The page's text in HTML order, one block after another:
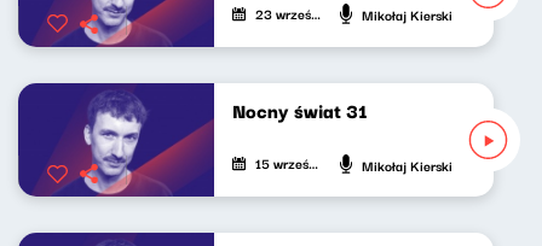
23 września 2021 Mikołaj Kierski
Nocny świat 31
15 września 2021 Mikołaj Kierski